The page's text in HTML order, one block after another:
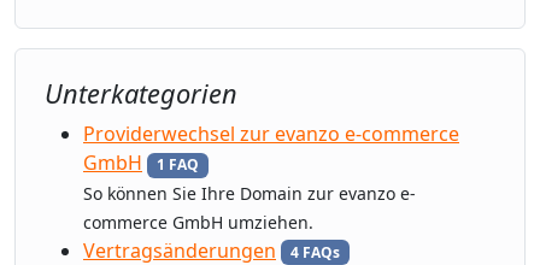
Unterkategorien
Providerwechsel zur evanzo e-commerce
GmbH
1 FAQ
So können Sie Ihre Domain zur evanzo e-
commerce GmbH umziehen.
Vertragsänderungen 4 FAQs